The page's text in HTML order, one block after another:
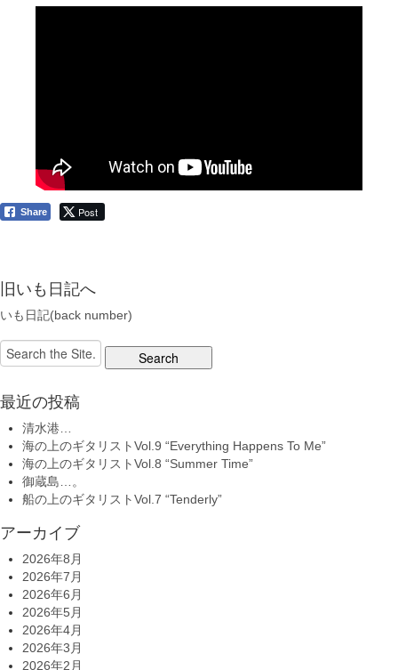
Share Post
旧いも日記へ
いも日記(back number)
Search
for:
最近の投稿
清水港…
海の上のギタリストVol.9 “Everything Happens To Me”
海の上のギタリストVol.8 “Summer Time”
御蔵島…。
船の上のギタリストVol.7 “Tenderly”
アーカイブ
2026年8月
2026年7月
2026年6月
2026年5月
2026年4月
2026年3月
2026年2月